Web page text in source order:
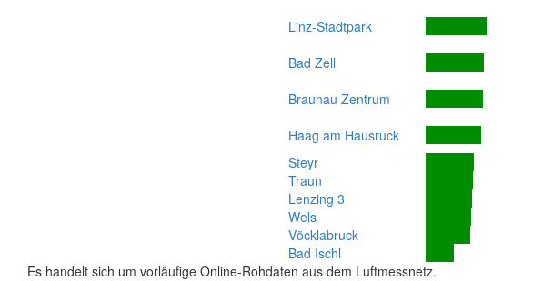
Linz-Stadtpark
Bad Zell
Braunau Zentrum
Haag am Hausruck
Steyr
Traun
Lenzing 3
Wels
Vöcklabruck
Bad Ischl
Es handelt sich um vorläufige Online-Rohdaten aus dem Luftmessnetz.